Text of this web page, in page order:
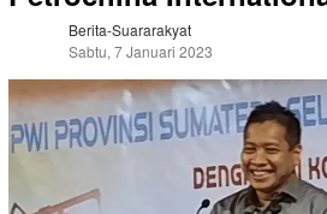
Berita-Suararakyat
Sabtu, 7 Januari 2023